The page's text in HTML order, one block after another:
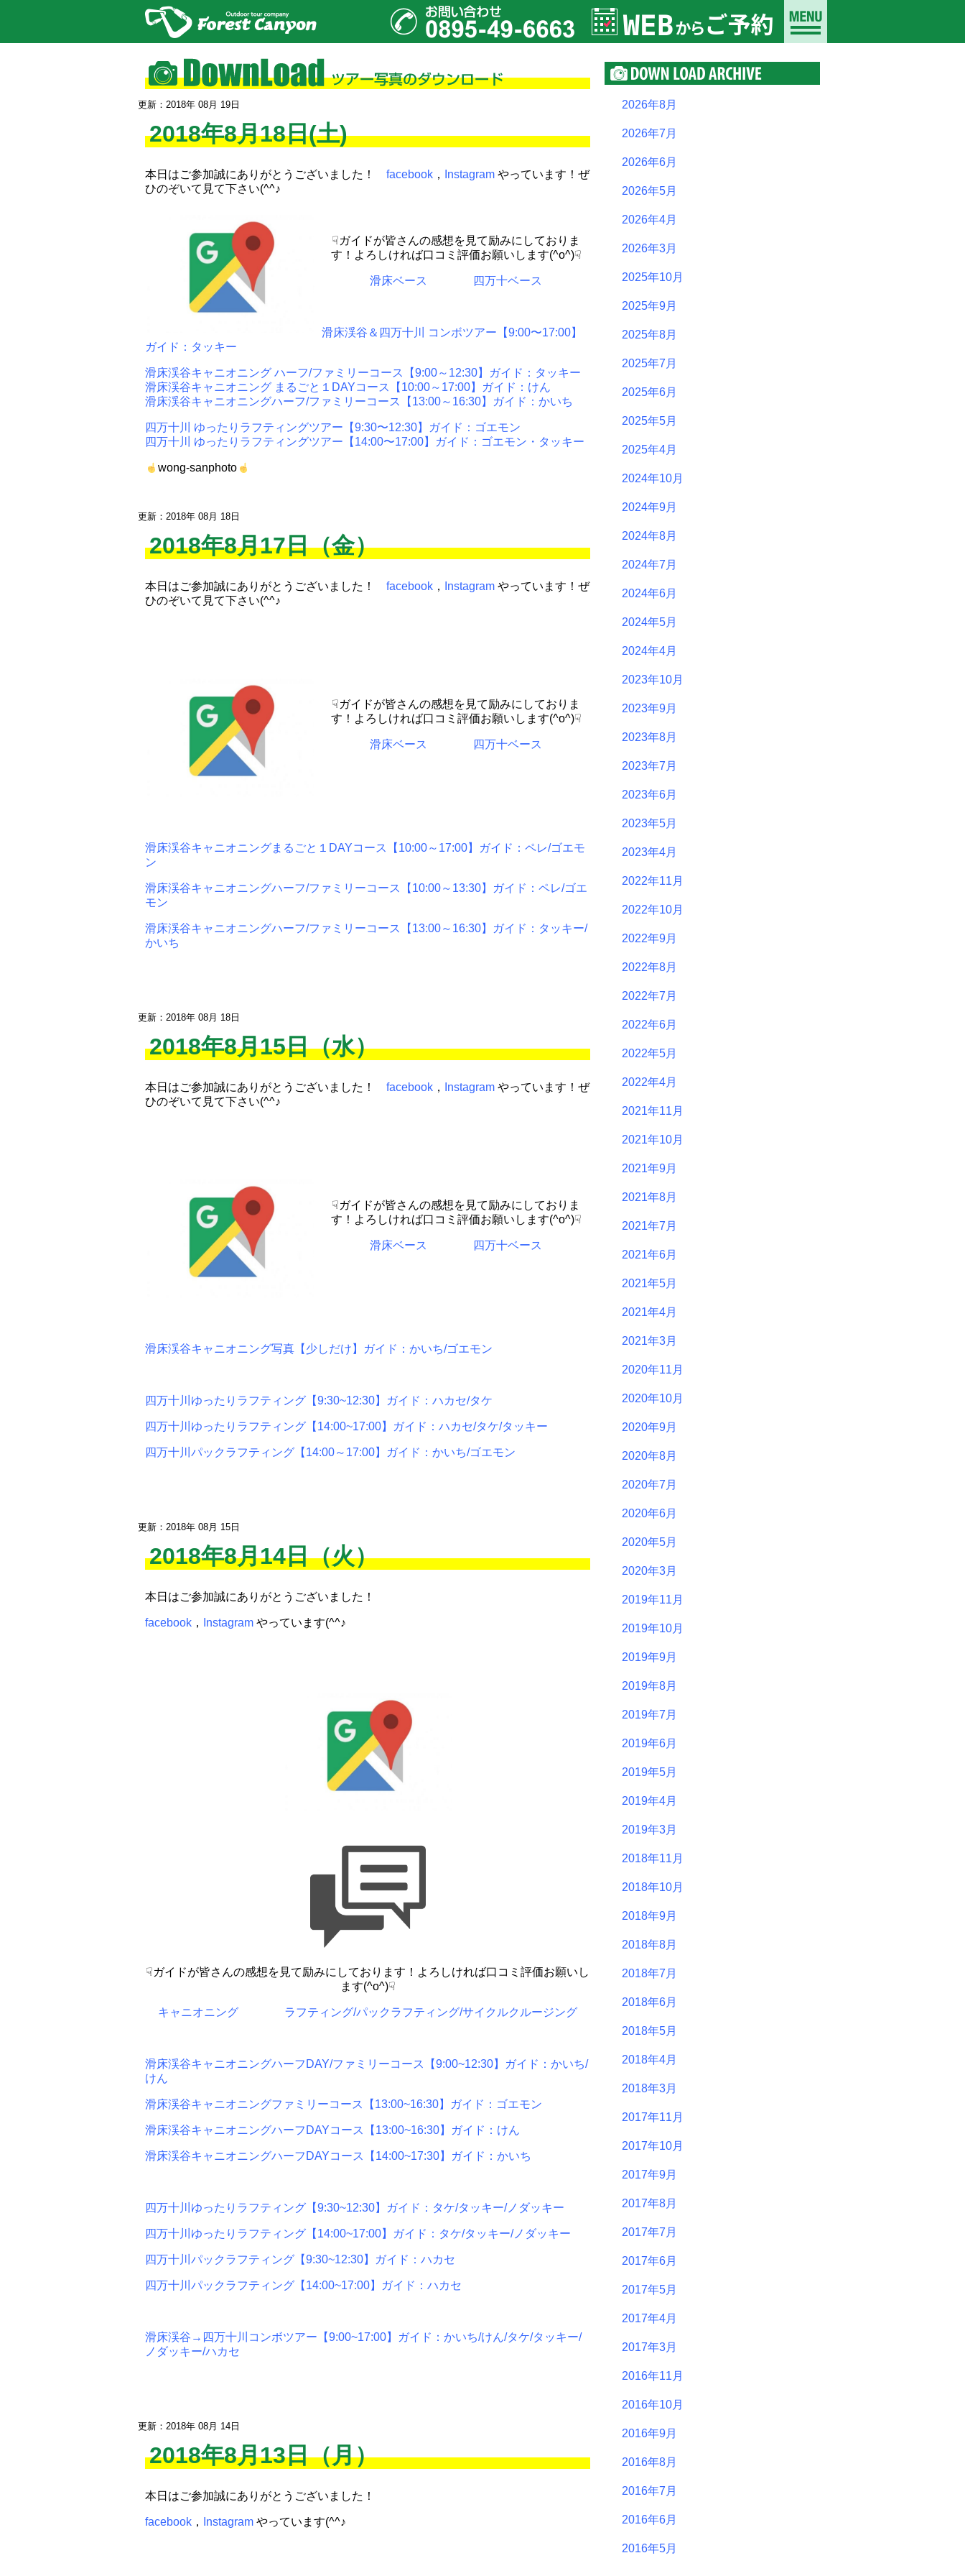
更新：2018年 08月 19日
2018年8月18日(土)
本日はご参加誠にありがとうございました！ facebook ， Instagram やっています！ぜ
ひのぞいて見て下さい(^^♪
☟ガイドが皆さんの感想を見て励みにしておりま
す！よろしければ口コミ評価お願いします(^o^)☟
滑床ベース 四万十ベース
滑床渓谷＆四万十川 コンボツアー【9:00〜17:00】
ガイド：タッキー
滑床渓谷キャニオニング ハーフ/ファミリーコース【9:00～12:30】ガイド：タッキー
滑床渓谷キャニオニング まるごと１DAYコース【10:00～17:00】ガイド：けん
滑床渓谷キャニオニングハーフ/ファミリーコース【13:00～16:30】ガイド：かいち
四万十川 ゆったりラフティングツアー【9:30〜12:30】ガイド：ゴエモン
四万十川 ゆったりラフティングツアー【14:00〜17:00】ガイド：ゴエモン・タッキー
wong-sanphoto
更新：2018年 08月 18日
2018年8月17日（金）
本日はご参加誠にありがとうございました！ facebook ， Instagram やっています！ぜ
ひのぞいて見て下さい(^^♪
☟ガイドが皆さんの感想を見て励みにしておりま
す！よろしければ口コミ評価お願いします(^o^)☟
滑床ベース 四万十ベース
滑床渓谷キャニオニングまるごと１DAYコース【10:00～17:00】ガイド：ペレ/ゴエモ
ン
滑床渓谷キャニオニングハーフ/ファミリーコース【10:00～13:30】ガイド：ペレ/ゴエ
モン
滑床渓谷キャニオニングハーフ/ファミリーコース【13:00～16:30】ガイド：タッキー/
かいち
更新：2018年 08月 18日
2018年8月15日（水）
本日はご参加誠にありがとうございました！ facebook ， Instagram やっています！ぜ
ひのぞいて見て下さい(^^♪
☟ガイドが皆さんの感想を見て励みにしておりま
す！よろしければ口コミ評価お願いします(^o^)☟
滑床ベース 四万十ベース
滑床渓谷キャニオニング写真【少しだけ】ガイド：かいち/ゴエモン
四万十川ゆったりラフティング【9:30~12:30】ガイド：ハカセ/タケ
四万十川ゆったりラフティング【14:00~17:00】ガイド：ハカセ/タケ/タッキー
四万十川パックラフティング【14:00～17:00】ガイド：かいち/ゴエモン
更新：2018年 08月 15日
2018年8月14日（火）
本日はご参加誠にありがとうございました！
facebook ， Instagram やっています(^^♪
☟ガイドが皆さんの感想を見て励みにしております！よろしければ口コミ評価お願いし
ます(^o^)☟
キャニオニング ラフティング/パックラフティング/サイクルクルージング
滑床渓谷キャニオニングハーフDAY/ファミリーコース【9:00~12:30】ガイド：かいち/
けん
滑床渓谷キャニオニングファミリーコース【13:00~16:30】ガイド：ゴエモン
滑床渓谷キャニオニングハーフDAYコース【13:00~16:30】ガイド：けん
滑床渓谷キャニオニングハーフDAYコース【14:00~17:30】ガイド：かいち
四万十川ゆったりラフティング【9:30~12:30】ガイド：タケ/タッキー/ノダッキー
四万十川ゆったりラフティング【14:00~17:00】ガイド：タケ/タッキー/ノダッキー
四万十川パックラフティング【9:30~12:30】ガイド：ハカセ
四万十川パックラフティング【14:00~17:00】ガイド：ハカセ
滑床渓谷→四万十川コンボツアー【9:00~17:00】ガイド：かいち/けん/タケ/タッキー/
ノダッキー/ハカセ
更新：2018年 08月 14日
2018年8月13日（月）
本日はご参加誠にありがとうございました！
facebook ， Instagram やっています(^^♪
2026年8月
2026年7月
2026年6月
2026年5月
2026年4月
2026年3月
2025年10月
2025年9月
2025年8月
2025年7月
2025年6月
2025年5月
2025年4月
2024年10月
2024年9月
2024年8月
2024年7月
2024年6月
2024年5月
2024年4月
2023年10月
2023年9月
2023年8月
2023年7月
2023年6月
2023年5月
2023年4月
2022年11月
2022年10月
2022年9月
2022年8月
2022年7月
2022年6月
2022年5月
2022年4月
2021年11月
2021年10月
2021年9月
2021年8月
2021年7月
2021年6月
2021年5月
2021年4月
2021年3月
2020年11月
2020年10月
2020年9月
2020年8月
2020年7月
2020年6月
2020年5月
2020年3月
2019年11月
2019年10月
2019年9月
2019年8月
2019年7月
2019年6月
2019年5月
2019年4月
2019年3月
2018年11月
2018年10月
2018年9月
2018年8月
2018年7月
2018年6月
2018年5月
2018年4月
2018年3月
2017年11月
2017年10月
2017年9月
2017年8月
2017年7月
2017年6月
2017年5月
2017年4月
2017年3月
2016年11月
2016年10月
2016年9月
2016年8月
2016年7月
2016年6月
2016年5月